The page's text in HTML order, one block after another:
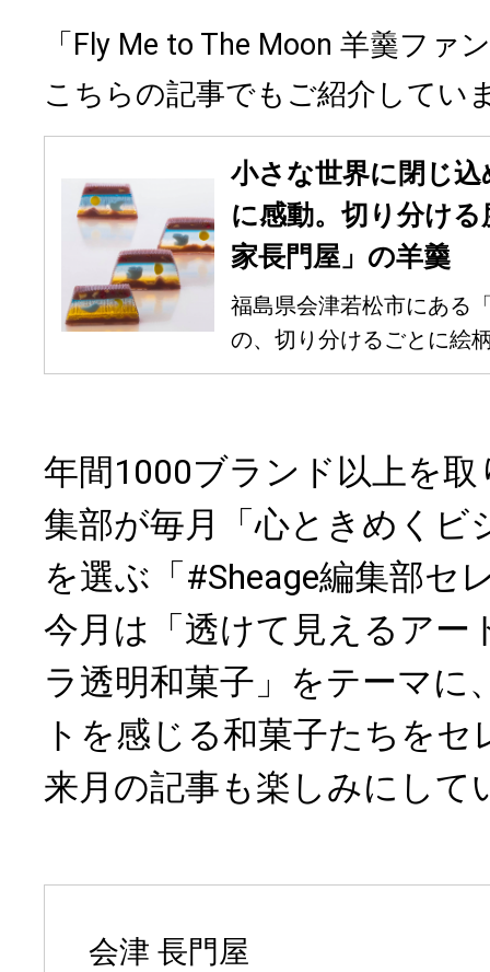
「Fly Me to The Moon 羊羹ファ
こちらの記事でもご紹介してい
小さな世界に閉じ
に感動。切り分け
家長門屋」の羊羹
福島県会津若松市にある
の、切り分けるごとに絵
年間1000ブランド以上を取
集部が毎月「心ときめくビ
を選ぶ「#Sheage編集部セ
今月は「透けて見えるアー
ラ透明和菓子」をテーマに
トを感じる和菓子たちを
来月の記事も楽しみにして
会津 長門屋